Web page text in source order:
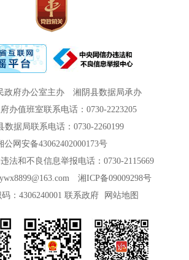
政府办公室主办
湘阴县数据局承办
办值班室联系电话：0730-2223205
数据局联系电话：0730-2260199
公网安备43062402000173号
法和不良信息举报电话：0730-2115669
湘ICP备09009298号
：4306240001 联系政府 网站地图